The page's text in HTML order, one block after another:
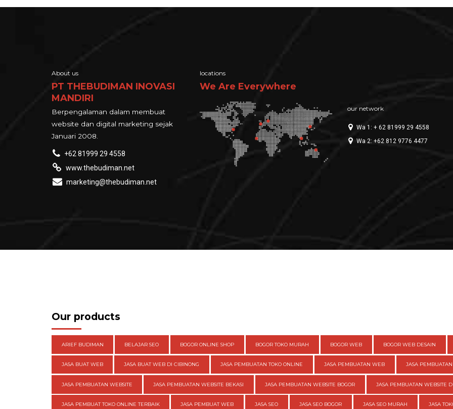
About us
PT THEBUDIMAN INOVASI
MANDIRI
Berpengalaman dalam membuat
website dan digital marketing sejak
Januari 2008.
+62 81999 29 4558
www.thebudiman.net
marketing@thebudiman.net
locations
We Are Everywhere
our network
Wa 1: + 62 81999 29 4558
Wa 2: +62 812 9776 4477
Our products
ARIEF BUDIMAN BELAJAR SEO BOGOR ONLINE SHOP BOGOR TOKO MURAH BOGOR WEB BOGOR WEB DESAIN
JASA BUAT WEB JASA BUAT WEB DI CIBINONG JASA PEMBUATAN TOKO ONLINE JASA PEMBUATAN WEB JASA
JASA PEMBUATAN WEBSITE JASA PEMBUATAN WEBSITE BEKASI JASA PEMBUATAN WEBSITE BOGOR JASA PEMBUATAN WEBSITE
JASA PEMBUAT TOKO ONLINE TERBAIK JASA PEMBUAT WEB JASA SEO JASA SEO BOGOR JASA SEO MURAH JASA